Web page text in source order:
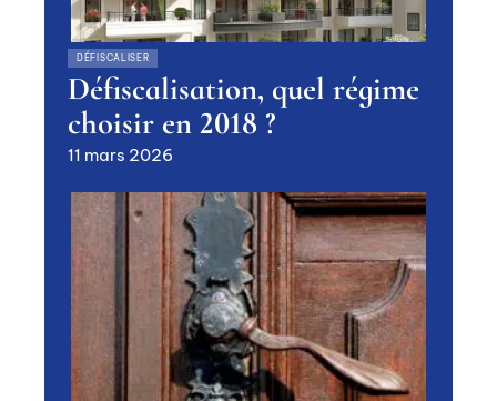
DÉFISCALISER
Défiscalisation, quel régime
choisir en 2018 ?
11 mars 2026